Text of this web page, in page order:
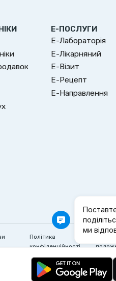
Е-ПОСЛУГИ
Е-Лабораторія
Е-Лікарняний
Е-Візит
Е-Рецепт
Е-Направлення
Політика
конфіденційності